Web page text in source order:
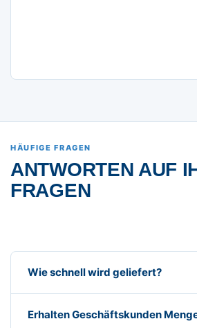
HÄUFIGE FRAGEN
ANTWORTEN AUF
FRAGEN
Wie schnell wird geliefert?
Erhalten Geschäftskunden